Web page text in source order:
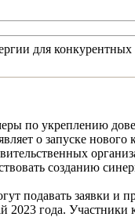
для
по укреплению
о запуске нового
созданию
подавать заявки и
2023 года.